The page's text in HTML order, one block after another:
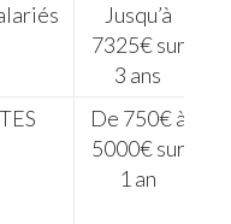
Jusqu’à
7325€ sur
3 ans
De 750€ à
5000€ sur
1 an